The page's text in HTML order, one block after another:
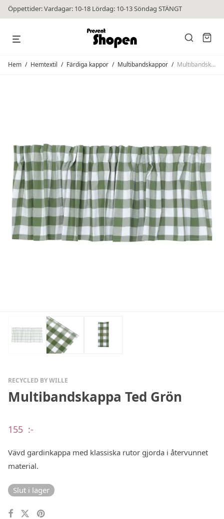
Öppettider: Vardagar: 10-18 Lördag: 10-13 Söndag STÄNGT
Hem / Hemtextil / Färdiga kappor / Multibandskappor / Multibandskappa Ted Grön
RECYCLED BY WILLE
Multibandskappa Ted Grön
155 :-
Vävd gardinkappa med klassiska rutor gjorda i återvunnet
material.
Slut i lager